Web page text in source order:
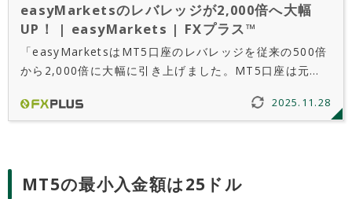
easyMarketsのレバレッジが2,000倍へ大幅
UP！ | easyMarkets | FXプラス™
「easyMarketsはMT5口座のレバレッジを従来の500倍
から2,000倍に大幅に引き上げました。MT5口座は元々
加により一気に現代的なハイスペックな取引環境へとア
2025.11.28
MT5の最小入金額は25ドル